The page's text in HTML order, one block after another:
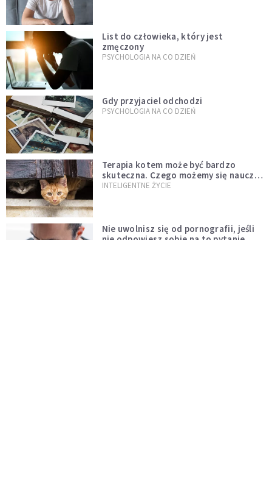
List do człowieka, który jest
zmęczony
PSYCHOLOGIA NA CO DZIEŃ
Gdy przyjaciel odchodzi
PSYCHOLOGIA NA CO DZIEŃ
Terapia kotem może być bardzo
skuteczna. Czego możemy się nauczyć
od tych zwierząt?
INTELIGENTNE ŻYCIE
Nie uwolnisz się od pornografii, jeśli
nie odpowiesz sobie na to pytanie